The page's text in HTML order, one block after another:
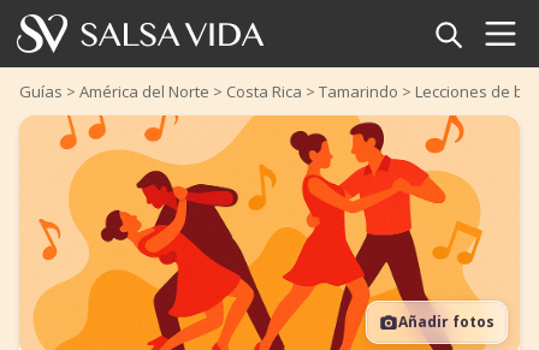
Inicio
Eventos
Noticias
Artículos
Videos
Guías > América del Norte > Costa Rica > Tamarindo > Lecciones de
Añadir fotos